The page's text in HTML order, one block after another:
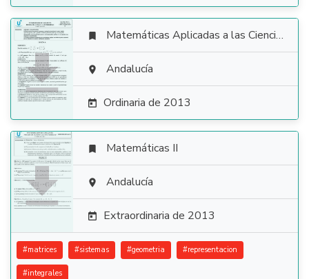

 Matemáticas Aplicadas a las Ciencias Sociales
 Andalucía
 Ordinaria de 2013

 Matemáticas II
 Andalucía
 Extraordinaria de 2013
#matrices #sistemas #geometria #representacion
#integrales